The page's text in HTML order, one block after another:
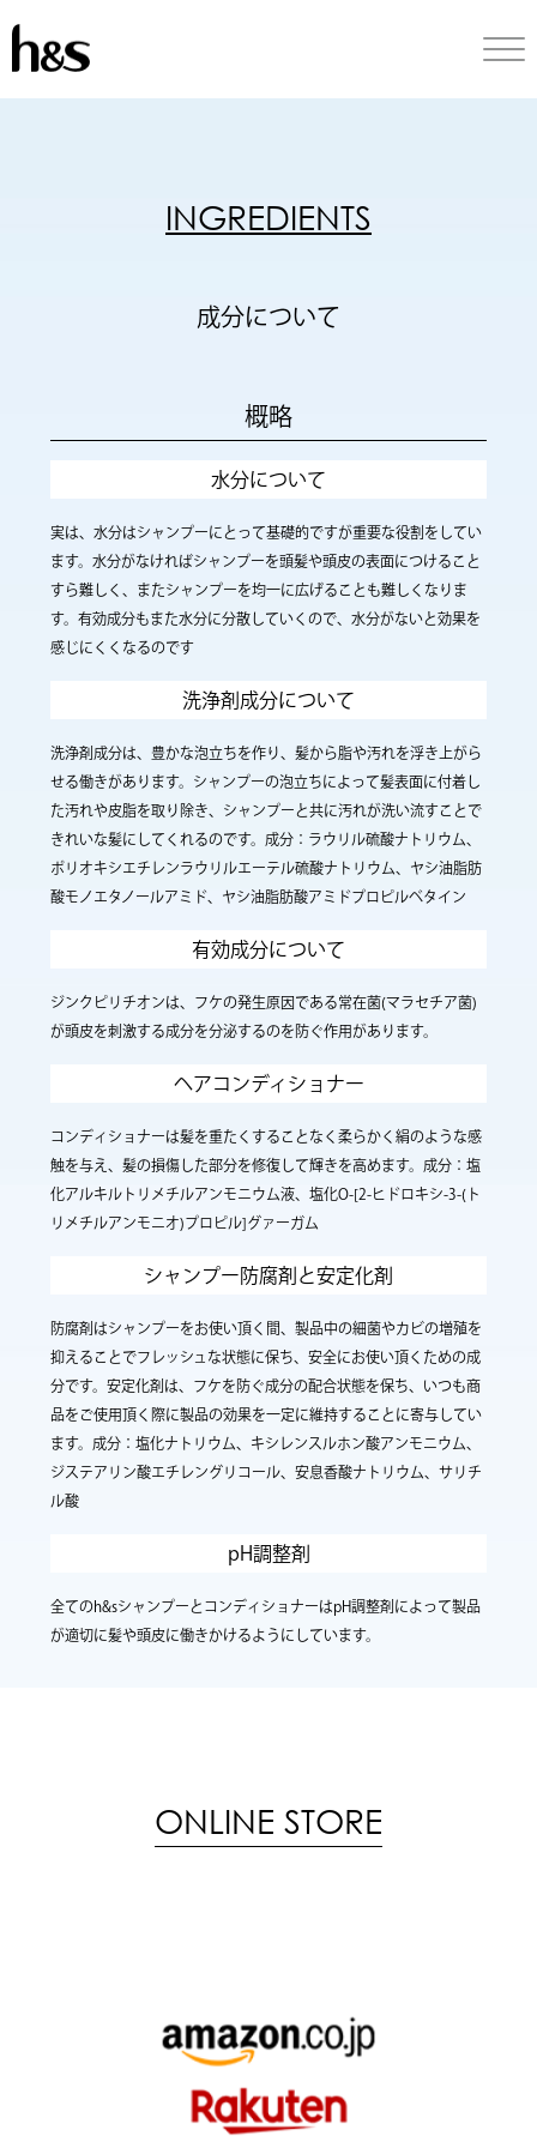
INGREDIENTS
成分について
概略
水分について
実は、水分はシャンプーにとって基礎的ですが重要な役割をしてい
ます。水分がなければシャンプーを頭髪や頭皮の表面につけること
すら難しく、またシャンプーを均一に広げることも難しくなりま
す。有効成分もまた水分に分散していくので、水分がないと効果を
感じにくくなるのです
洗浄剤成分について
洗浄剤成分は、豊かな泡立ちを作り、髪から脂や汚れを浮き上がら
せる働きがあります。シャンプーの泡立ちによって髪表面に付着し
た汚れや皮脂を取り除き、シャンプーと共に汚れが洗い流すことで
きれいな髪にしてくれるのです。成分：ラウリル硫酸ナトリウム、
ポリオキシエチレンラウリルエーテル硫酸ナトリウム、ヤシ油脂肪
酸モノエタノールアミド、ヤシ油脂肪酸アミドプロピルベタイン
有効成分について
ジンクピリチオンは、フケの発生原因である常在菌(マラセチア菌)
が頭皮を刺激する成分を分泌するのを防ぐ作用があります。
ヘアコンディショナー
コンディショナーは髪を重たくすることなく柔らかく絹のような感
触を与え、髪の損傷した部分を修復して輝きを高めます。成分：塩
化アルキルトリメチルアンモニウム液、塩化O-[2-ヒドロキシ-3-(ト
リメチルアンモニオ)プロピル]グァーガム
シャンプー防腐剤と安定化剤
防腐剤はシャンプーをお使い頂く間、製品中の細菌やカビの増殖を
抑えることでフレッシュな状態に保ち、安全にお使い頂くための成
分です。安定化剤は、フケを防ぐ成分の配合状態を保ち、いつも商
品をご使用頂く際に製品の効果を一定に維持することに寄与してい
ます。成分：塩化ナトリウム、キシレンスルホン酸アンモニウム、
ジステアリン酸エチレングリコール、安息香酸ナトリウム、サリチ
ル酸
pH調整剤
全てのh&sシャンプーとコンディショナーはpH調整剤によって製品
が適切に髪や頭皮に働きかけるようにしています。
ONLINE STORE